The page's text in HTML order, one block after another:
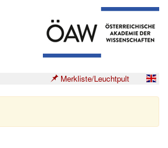
Merkliste/Leuchtpult